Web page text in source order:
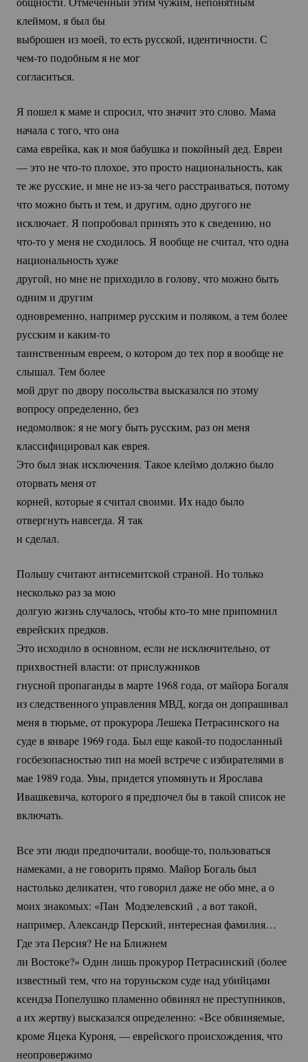
клеймом, я был бы
выброшен из моей, то есть русской, идентичности. С
чем-топодобным я не мог
согласиться.
Я пошел к маме и спросил, что значит это слово. Мама
начала с того, что она
сама еврейка, как и моя бабушка и покойный дед. Евреи
— это нечто-топлохое, это просто национальность, как
те же русские, и мне неиз-за чего расстраиваться, потому
что можно быть и тем, и другим, одно другого не
исключает. Я попробовал принять это к сведению, но
что-тоу меня не сходилось. Я вообще не считал, что одна
национальность хуже
другой, но мне не приходило в голову, что можно быть
одним и другим
одновременно, например русским и поляком, а тем более
русским и каким-то
таинственным евреем, о котором до тех пор я вообще не
слышал. Тем более
мой друг по двору посольства высказался по этому
вопросу определенно, без
недомолвок: я не могу быть русским, раз он меня
классифицировал как еврея.
Это был знак исключения. Такое клеймо должно было
оторвать меня от
корней, которые я считал своими. Их надо было
отвергнуть навсегда. Я так
и сделал.
Польшу считают антисемитской страной. Но только
несколько раз за мою
долгую жизнь случалось, чтобы кто-томне припомнил
еврейских предков.
Это исходило в основном, если не исключительно, от
прихвостней власти: от прислужников
гнусной пропаганды в марте 1968 года, от майора Богаля
из следственного управления МВД, когда он допрашивал
меня в тюрьме, от прокурора Лешека Петрасинского на
суде в январе 1969 года. Был ещекакой-топодосланный
госбезопасностью тип на моей встрече с избирателями в
мае 1989 года. Увы, придется упомянуть и Ярослава
Ивашкевича, которого я предпочел бы в такой список не
включать.
Все эти люди предпочитали, вообще-то, пользоваться
намеками, а не говорить прямо. Майор Богаль был
настолько деликатен, что говорил даже не обо мне, а о
моих знакомых: «Пан Модзелевский , а вот такой,
например, Александр Перский, интересная фамилия…
Где эта Персия? Не на Ближнем
ли Востоке?» Один лишь прокурор Петрасинский (более
известный тем, что на торуньском суде над убийцами
ксендза Попелушко пламенно обвинял не преступников,
а их жертву) высказался определенно: «Все обвиняемые,
кроме Яцека Куроня, — еврейского происхождения, что
неопровержимо